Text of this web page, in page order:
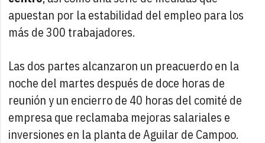
apuestan por la estabilidad del empleo para los
más de 300 trabajadores.
Las dos partes alcanzaron un preacuerdo en la
noche del martes después de doce horas de
reunión y un encierro de 40 horas del comité de
empresa que reclamaba mejoras salariales e
inversiones en la planta de Aguilar de Campoo.